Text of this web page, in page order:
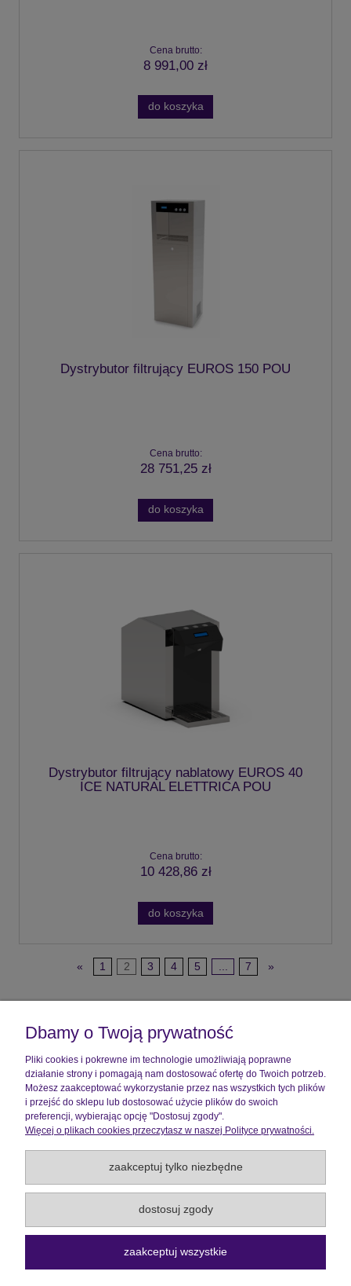
Cena brutto:
8 991,00 zł
do koszyka
Dystrybutor filtrujący EUROS 150 POU
Cena brutto:
28 751,25 zł
do koszyka
Dystrybutor filtrujący nablatowy EUROS 40
ICE NATURAL ELETTRICA POU
Cena brutto:
10 428,86 zł
do koszyka
« 1 2 3 4 5 ... 7 »
Moje konto
Płatności i dostawa
Informacje
O nas
Wszelkie Prawa Zastrzeżone ©2026 |
Sklep internetowy Shoper.pl
Dbamy o Twoją prywatność
Pliki cookies i pokrewne im technologie umożliwiają poprawne
działanie strony i pomagają nam dostosować ofertę do Twoich potrzeb.
Możesz zaakceptować wykorzystanie przez nas wszystkich tych plików
i przejść do sklepu lub dostosować użycie plików do swoich
preferencji, wybierając opcję "Dostosuj zgody".
Więcej o plikach cookies przeczytasz w naszej Polityce prywatności.
zaakceptuj tylko niezbędne
dostosuj zgody
zaakceptuj wszystkie